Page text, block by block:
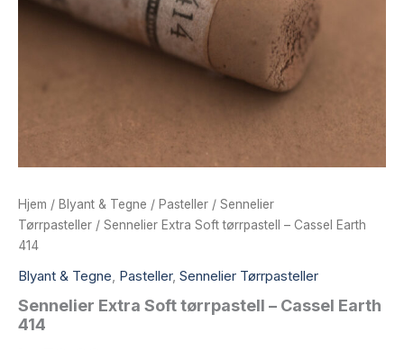
Hjem / Blyant & Tegne / Pasteller / Sennelier
Tørrpasteller / Sennelier Extra Soft tørrpastell – Cassel Earth
414
Blyant & Tegne, Pasteller, Sennelier Tørrpasteller
Sennelier Extra Soft tørrpastell – Cassel Earth
414